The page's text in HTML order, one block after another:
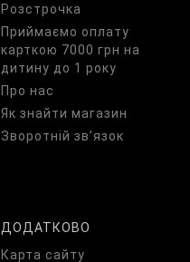
Розстрочка
Приймаємо оплату
карткою 7000 грн на
дитину до 1 року
Про нас
Як знайти магазин
Зворотній зв’язок
ДОДАТКОВО
Карта сайту